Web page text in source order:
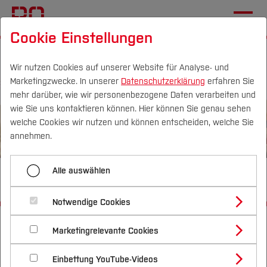
Campus Personen DE|EN Quicklinks
Studium
Studienangebote
Bachelorstudiengänge
Masterstudiengänge
Vor dem Studium
Bewerben & Einschreiben
Bewerbungsportal
Im Studium
Studienbüros und Prüfungen
Nach dem Studium
Forschung & Transfer
Profil
Forschungs- und Transferprofil
Schwerpunkte (FuT)
Beratung & Förderung
Nachhaltigkeit
Nachhaltigkeit studieren
International
Familientag 2025
Startseite
[...]
Dezernat 5
Personal- & Organisationsentwicklung
Familiengerechte Hochschule
Cookie Einstellungen
Wir nutzen Cookies auf unserer Website für Analyse- und
Marketingzwecke. In unserer Datenschutzerklärung erfahren Sie
mehr darüber, wie wir personenbezogene Daten verarbeiten und
wie Sie uns kontaktieren können. Hier können Sie genau sehen
welche Cookies wir nutzen und können entscheiden, welche Sie
annehmen.
Alle auswählen
Notwendige Cookies
Marketingrelevante Cookies
Einbettung YouTube-Videos